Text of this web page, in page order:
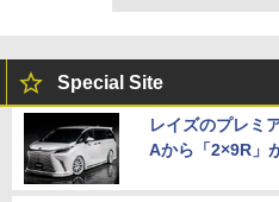
Special Site
レイズのプレミ
Aから「2×9R」